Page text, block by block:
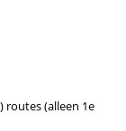
routes (alleen 1e